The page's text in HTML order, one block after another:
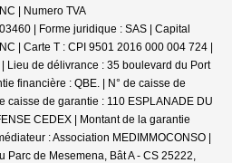
| Numero TVA
| Forme juridique : SAS | Capital
| Carte T : CPI 9501 2016 000 004 724 |
Lieu de délivrance : 35 boulevard du Port
financière : QBE. | N° de caisse de
caisse de garantie : 110 ESPLANADE DU
CEDEX | Montant de la garantie
: Association MEDIMMOCONSO |
Parc de Mesemena, Bât A - CS 25222,